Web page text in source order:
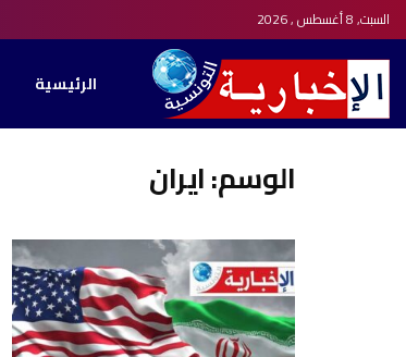
السبت, 8 أغسطس , 2026
الرئيسية
الوسم:ايران